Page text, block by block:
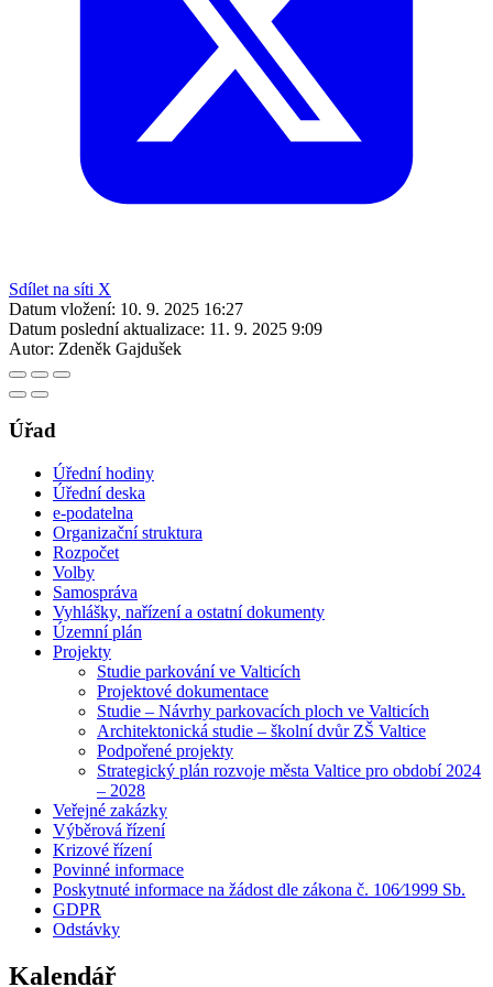
Sdílet na síti X
Datum vložení: 10. 9. 2025 16:27
Datum poslední aktualizace: 11. 9. 2025 9:09
Autor: Zdeněk Gajdušek
Úřad
Úřední hodiny
Úřední deska
e-podatelna
Organizační struktura
Rozpočet
Volby
Samospráva
Vyhlášky, nařízení a ostatní dokumenty
Územní plán
Projekty
Studie parkování ve Valticích
Projektové dokumentace
Studie – Návrhy parkovacích ploch ve Valticích
Architektonická studie – školní dvůr ZŠ Valtice
Podpořené projekty
Strategický plán rozvoje města Valtice pro období 2024
– 2028
Veřejné zakázky
Výběrová řízení
Krizové řízení
Povinné informace
Poskytnuté informace na žádost dle zákona č. 106⁄1999 Sb.
GDPR
Odstávky
Kalendář